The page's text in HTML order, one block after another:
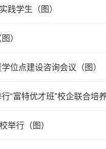
践学生（图）
）
位点建设咨询会议（图）
“富特优才班”校企联合培
举行（图）